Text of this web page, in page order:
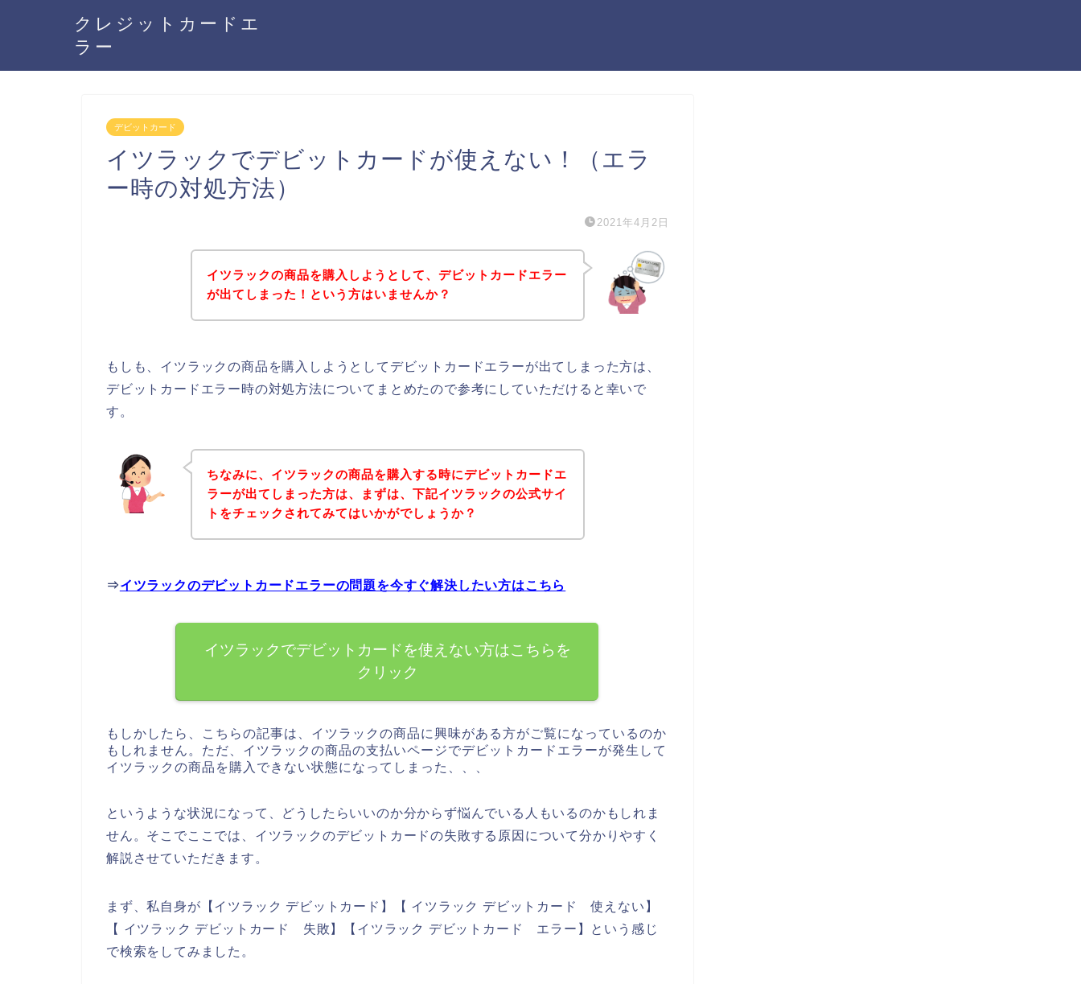
クレジットカードエ
ラー
デビットカード
イツラックでデビットカードが使えない！（エラ
ー時の対処方法）
2021年4月2日
イツラックの商品を購入しようとして、デビットカードエラー
が出てしまった！という方はいませんか？
もしも、イツラックの商品を購入しようとしてデビットカードエラーが出てしまった方は、
デビットカードエラー時の対処方法についてまとめたので参考にしていただけると幸いで
す。
ちなみに、イツラックの商品を購入する時にデビットカードエ
ラーが出てしまった方は、まずは、下記イツラックの公式サイ
トをチェックされてみてはいかがでしょうか？
⇒イツラックのデビットカードエラーの問題を今すぐ解決したい方はこちら
イツラックでデビットカードを使えない方はこちらを
クリック
もしかしたら、こちらの記事は、イツラックの商品に興味がある方がご覧になっているのか
もしれません。ただ、イツラックの商品の支払いページでデビットカードエラーが発生して
イツラックの商品を購入できない状態になってしまった、、、
というような状況になって、どうしたらいいのか分からず悩んでいる人もいるのかもしれま
せん。そこでここでは、イツラックのデビットカードの失敗する原因について分かりやすく
解説させていただきます。
まず、私自身が【イツラック デビットカード】【 イツラック デビットカード 使えない】
【 イツラック デビットカード 失敗】【イツラック デビットカード エラー】という感じ
で検索をしてみました。